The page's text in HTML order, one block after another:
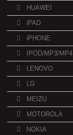
HUAWEI
iPAD
iPHONE
IPOD/MP3/MP4
LENOVO
LG
MEIZU
MOTOROLA
NOKIA